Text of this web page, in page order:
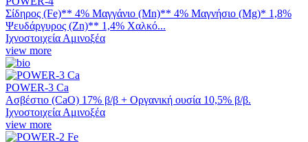
Σίδηρος (Fe)** 4% Μαγγάνιο (Mn)** 4% Μαγνήσιο (Mg)* 1,8%
Ψευδάργυρος (Zn)** 1,4% Χαλκό...
Ιχνοστοιχεία Αμινοξέα
view more
POWER-3 Ca
Ασβέστιο (CaO) 17% β/β + Οργανική ουσία 10,5% β/β.
Ιχνοστοιχεία Αμινοξέα
view more